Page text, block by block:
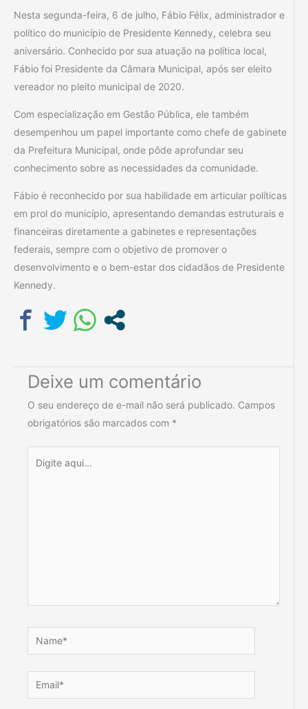
Nesta segunda-feira, 6 de julho, Fábio Félix, administrador e
político do município de Presidente Kennedy, celebra seu
aniversário. Conhecido por sua atuação na política local,
Fábio foi Presidente da Câmara Municipal, após ser eleito
vereador no pleito municipal de 2020.
Com especialização em Gestão Pública, ele também
desempenhou um papel importante como chefe de gabinete
da Prefeitura Municipal, onde pôde aprofundar seu
conhecimento sobre as necessidades da comunidade.
Fábio é reconhecido por sua habilidade em articular políticas
em prol do município, apresentando demandas estruturais e
financeiras diretamente a gabinetes e representações
federais, sempre com o objetivo de promover o
desenvolvimento e o bem-estar dos cidadãos de Presidente
Kennedy.
Deixe um comentário
O seu endereço de e-mail não será publicado. Campos
obrigatórios são marcados com *
aqui...
Name*
Email*